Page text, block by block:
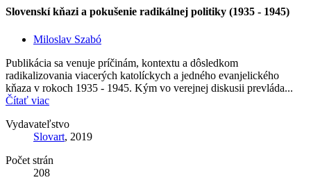
Slovenskí kňazi a pokušenie radikálnej politiky (1935 - 1945)
Miloslav Szabó
Publikácia sa venuje príčinám, kontextu a dôsledkom
radikalizovania viacerých katolíckych a jedného evanjelického
kňaza v rokoch 1935 - 1945. Kým vo verejnej diskusii prevláda...
Čítať viac
Vydavateľstvo
Slovart, 2019
Počet strán
208